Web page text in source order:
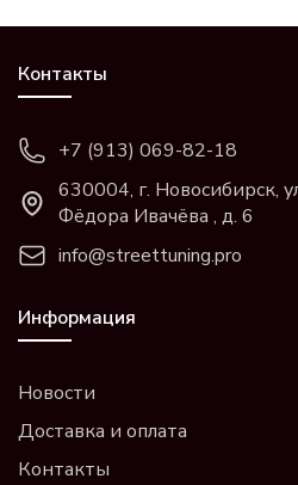
Контакты
+7 (913) 069-82-18
630004, г. Новосибирск,
Фёдора Ивачёва , д. 6
info@streettuning.pro
Информация
Новости
Доставка и оплата
Контакты